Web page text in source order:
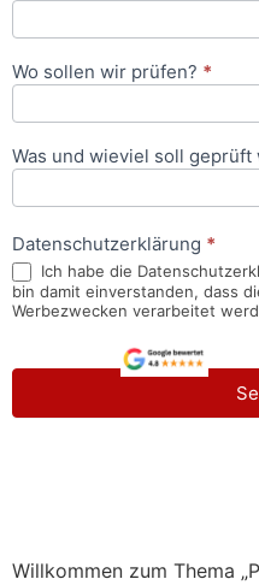
Wo sollen wir prüfen? *
Was und wieviel soll geprüft
Datenschutzerklärung *
Ich habe die
bin damit einverstanden, dass
Werbezwecken verarbeitet
Willkommen zum Thema